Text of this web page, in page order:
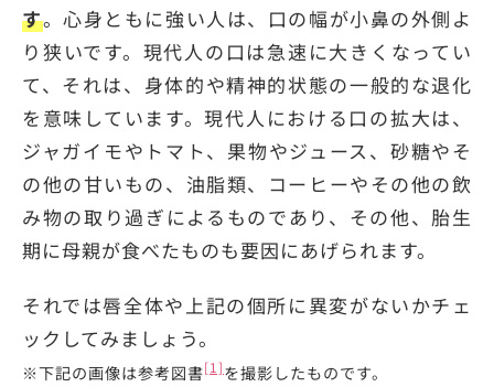
す。心身ともに強い人は、口の幅が小鼻の外側よ
り狭いです。現代人の口は急速に大きくなってい
て、それは、身体的や精神的状態の一般的な退化
を意味しています。現代人における口の拡大は、
ジャガイモやトマト、果物やジュース、砂糖やそ
の他の甘いもの、油脂類、コーヒーやその他の飲
み物の取り過ぎによるものであり、その他、胎生
期に母親が食べたものも要因にあげられます。
それでは唇全体や上記の個所に異変がないかチェ
ックしてみましょう。
※下記の画像は参考図書[1]を撮影したものです。